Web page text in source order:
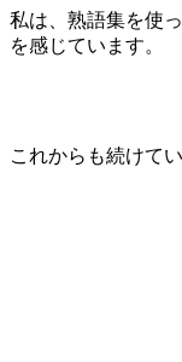
私は、熟語集を使
を感じています。
これからも続けて